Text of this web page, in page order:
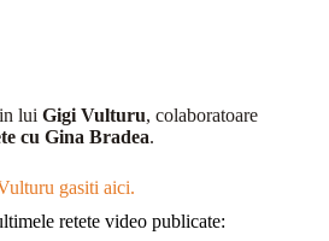
lui Gigi Vulturu, colaboratoare
cu Gina Bradea.
gasiti aici.
retete video publicate: